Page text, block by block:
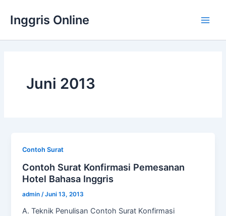
konten
Inggris Online
Juni 2013
Contoh Surat
Contoh Surat Konfirmasi Pemesanan
Hotel Bahasa Inggris
admin/Juni 13, 2013
A. Teknik Penulisan Contoh Surat Konfirmasi